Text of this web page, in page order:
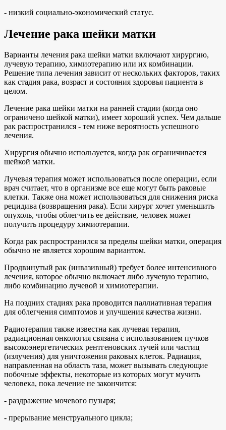
- низкий социально-экономический статус.
Лечение рака шейки матки
Варианты лечения рака шейки матки включают хирургию,
лучевую терапию, химиотерапию или их комбинации.
Решение типа лечения зависит от нескольких факторов, таких
как стадия рака, возраст и состояния здоровья пациента в
целом.
Лечение рака шейки матки на ранней стадии (когда оно
ограничено шейкой матки), имеет хороший успех. Чем дальше
рак распространился - тем ниже вероятность успешного
лечения.
Хирургия обычно используется, когда рак ограничивается
шейкой матки.
Лучевая терапия может использоваться после операции, если
врач считает, что в организме все еще могут быть раковые
клетки. Также она может использоваться для снижения риска
рецидива (возвращения рака). Если хирург хочет уменьшить
опухоль, чтобы облегчить ее действие, человек может
получить процедуру химиотерапии.
Когда рак распространился за пределы шейки матки, операция
обычно не является хорошим вариантом.
Продвинутый рак (инвазивный) требует более интенсивного
лечения, которое обычно включает либо лучевую терапию,
либо комбинацию лучевой и химиотерапии.
На поздних стадиях рака проводится паллиативная терапия
для облегчения симптомов и улучшения качества жизни.
Радиотерапия также известна как лучевая терапия,
радиационная онкология связана с использованием пучков
высокоэнергетических рентгеновских лучей или частиц
(излучения) для уничтожения раковых клеток. Радиация,
направленная на область таза, может вызывать следующие
побочные эффекты, некоторые из которых могут мучить
человека, пока лечение не закончится:
- раздражение мочевого пузыря;
- прерывание менструального цикла;